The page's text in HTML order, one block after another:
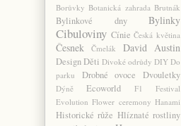
Borůvky Botanická zahrada Brutnák
Bylinkové dny Bylinky
Cibuloviny Cínie Česká květina
Česnek Čmelák David Austin
DesignDěti Divoké odrůdy DIY Do
parku
Drobné ovoce Dvouletky
Dýně Ecoworld F1
Festival
Evolution Flower ceremony Hanami
Historické růže Hlíznaté rostliny